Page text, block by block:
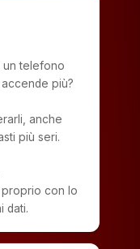
un telefono
più?
anche
più seri.
con lo
dati.